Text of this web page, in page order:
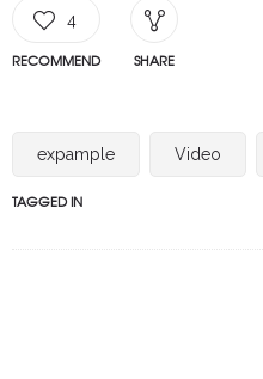
4
RECOMMEND SHARE
expample Video
TAGGED IN